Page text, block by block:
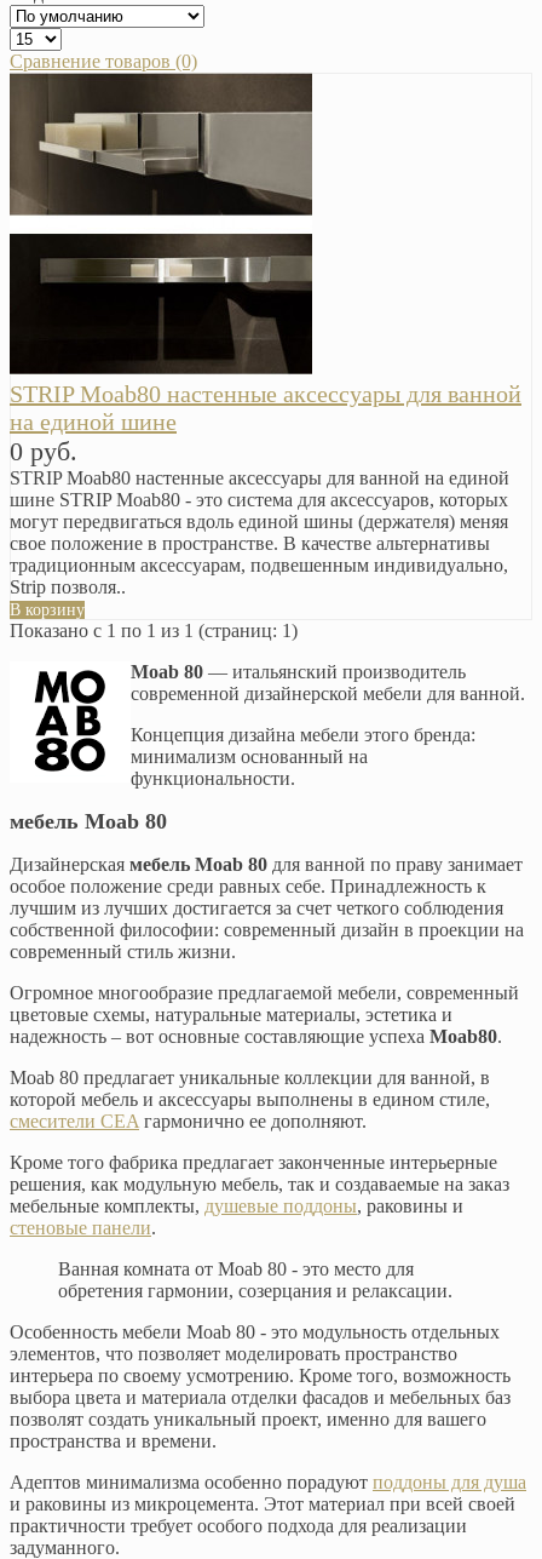
Сравнение товаров (0)
STRIP Moab80 настенные аксессуары для ванной
на единой шине
0 руб.
STRIP Moab80 настенные аксессуары для ванной на единой
шине STRIP Moab80 - это система для аксессуаров, которых
могут передвигаться вдоль единой шины (держателя) меняя
свое положение в пространстве. В качестве альтернативы
традиционным аксессуарам, подвешенным индивидуально,
Strip позволя..
В корзину
Показано с 1 по 1 из 1 (страниц: 1)
Moab 80 — итальянский производитель
современной дизайнерской мебели для ванной.
Концепция дизайна мебели этого бренда:
минимализм основанный на
функциональности.
мебель Moab 80
Дизайнерская мебель Moab 80 для ванной по праву занимает
особое положение среди равных себе. Принадлежность к
лучшим из лучших достигается за счет четкого соблюдения
собственной философии: современный дизайн в проекции на
современный стиль жизни.
Огромное многообразие предлагаемой мебели, современный
цветовые схемы, натуральные материалы, эстетика и
надежность – вот основные составляющие успеха Moab80.
Moab 80 предлагает уникальные коллекции для ванной, в
которой мебель и аксессуары выполнены в едином стиле,
смесители CEA гармонично ее дополняют.
Кроме того фабрика предлагает законченные интерьерные
решения, как модульную мебель, так и создаваемые на заказ
мебельные комплекты, душевые поддоны, раковины и
стеновые панели.
Ванная комната от Moab 80 - это место для
обретения гармонии, созерцания и релаксации.
Особенность мебели Moab 80 - это модульность отдельных
элементов, что позволяет моделировать пространство
интерьера по своему усмотрению. Кроме того, возможность
выбора цвета и материала отделки фасадов и мебельных баз
позволят создать уникальный проект, именно для вашего
пространства и времени.
Адептов минимализма особенно порадуют поддоны для душа
и раковины из микроцемента. Этот материал при всей своей
практичности требует особого подхода для реализации
задуманного.